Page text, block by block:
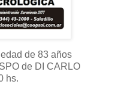
de 83 años
de DI CARLO
hs.